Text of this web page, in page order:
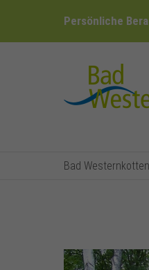
Persönliche
Bad Westernkotten